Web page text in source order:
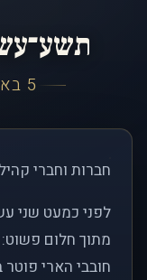
5 באוגוסט 2007 – 2026
חברות וחברי
מתוך חלום
חובבי הארי